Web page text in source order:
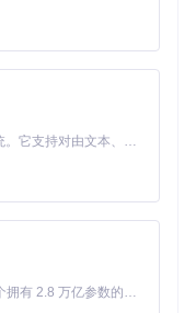
维。
理系统
MiniMax H3 是一个通用的全模态生成系统。它支持对由文本、图像、视频和音频组成的多模态上下文进行统一理解，并能生成分辨率高达 2K、时长可达 15 秒的带原生立体声音频的视频。得益于面向任务泛化的系统设计，H3 在预训练阶段就已具备广泛的多模态上下文理解与生成能力，能够出色地执行复杂的多模态指令。
Kimi K3 是Kimi能力最强的模型：这是一个拥有 2.8 万亿参数的混合专家（MoE）模型，具备原生视觉理解能力，并支持 100 万 token 的上下文窗口。